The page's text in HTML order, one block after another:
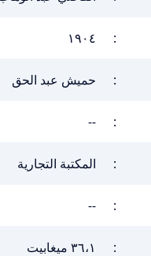
: ١٩٠٤
: حميش عبد الحق
:
--
: المكتبة التجارية
:
--
: ٣٦،١ ميغابيت